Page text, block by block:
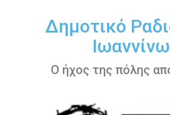
περιεχόμενοΔημοτικό
Ο ήχος της πόλης